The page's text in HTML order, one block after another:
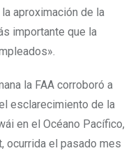
aproximación de la
importante que la
la FAA corroboró a
esclarecimiento de la
en el Océano Pacífico,
ocurrida el pasado mes